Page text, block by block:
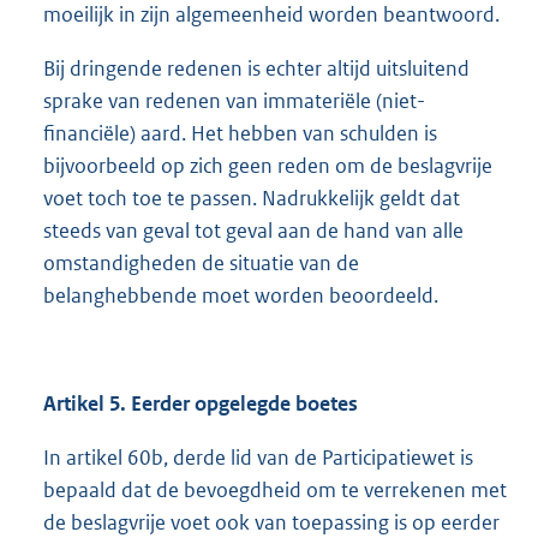
moeilijk in zijn algemeenheid worden beantwoord.
Bij dringende redenen is echter altijd uitsluitend
sprake van redenen van immateriële (niet-
financiële) aard. Het hebben van schulden is
bijvoorbeeld op zich geen reden om de beslagvrije
voet toch toe te passen. Nadrukkelijk geldt dat
steeds van geval tot geval aan de hand van alle
omstandigheden de situatie van de
belanghebbende moet worden beoordeeld.
Artikel 5. Eerder opgelegde boetes
In artikel 60b, derde lid van de Participatiewet is
bepaald dat de bevoegdheid om te verrekenen met
de beslagvrije voet ook van toepassing is op eerder